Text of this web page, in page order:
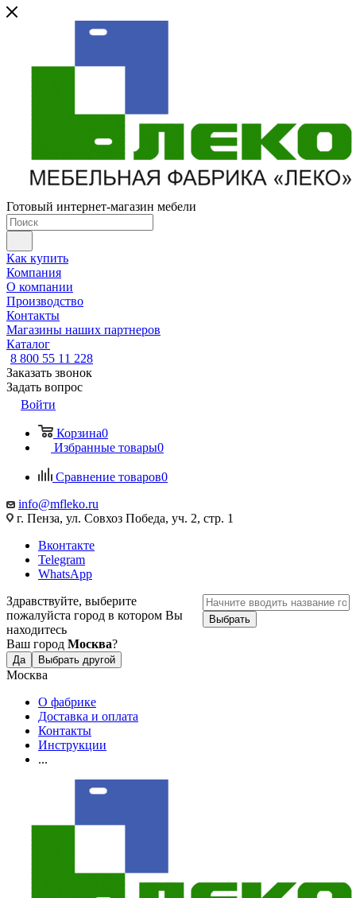
Готовый интернет-магазин мебели
Как купить
Компания
О компании
Производство
Контакты
Магазины наших партнеров
Каталог
8 800 55 11 228
Заказать звонок
Задать вопрос
Войти
Корзина0
Избранные товары0
Сравнение товаров0
info@mfleko.ru
г. Пенза, ул. Совхоз Победа, уч. 2, стр. 1
Вконтакте
Telegram
WhatsApp
Здравствуйте, выберите
пожалуйста город в котором Вы
находитесь
Ваш город Москва?
Да Выбрать другой
Выбрать
Москва
О фабрике
Доставка и оплата
Контакты
Инструкции
...